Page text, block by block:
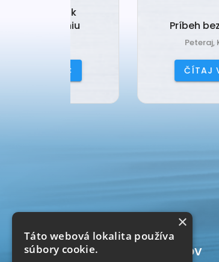
Príbeh bez konca
Počítadlo prístupov
×
Táto webová lokalita používa
súbory cookie.